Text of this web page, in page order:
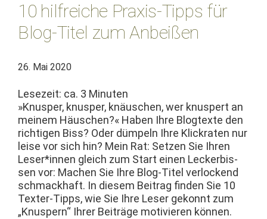
10 hilfreiche Praxis-Tipps für
Blog-Titel zum Anbeißen
26. Mai 2020
Lesezeit: ca. 3 Minuten
»Knus­per, knus­per, knäuschen, wer knus­pert an
meinem Häuschen?« Haben Ihre Blog­texte den
richti­gen Biss? Oder düm­peln Ihre Klick­rat­en nur
leise vor sich hin? Mein Rat: Set­zen Sie Ihren
Leser*innen gle­ich zum Start einen Lecker­bis­
sen vor: Machen Sie Ihre Blog-Titel ver­lock­end
schmack­haft. In diesem Beitrag find­en Sie 10
Tex­ter-Tipps, wie Sie Ihre Leser gekon­nt zum
„Knus­pern“ Ihrer Beiträge motivieren können.